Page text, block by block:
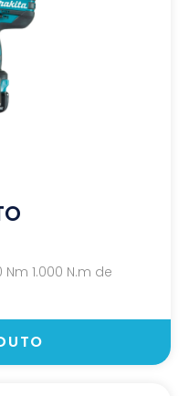
1.000 N.m de